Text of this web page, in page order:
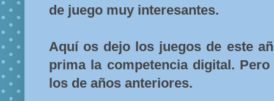
de juego muy interesantes.
Aquí os dejo los juegos de este
prima la competencia digital.
los de años anteriores.